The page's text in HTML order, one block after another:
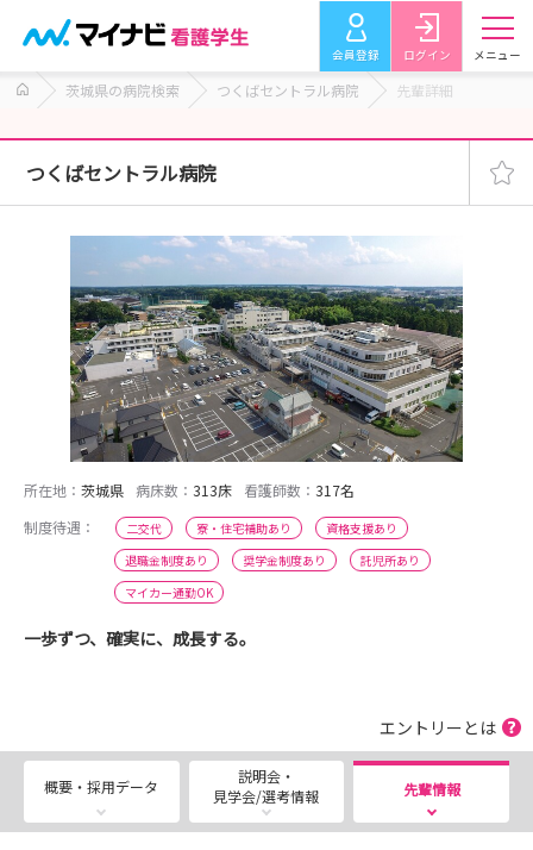
会員登録 ログイン メニュー
茨城県の病院検索 つくばセントラル病院 先輩詳細
つくばセントラル病院
所在地： 茨城県 病床数： 313床 看護師数： 317名
制度待遇：
二交代 寮・住宅補助あり
資格支援あり
退職金制度あり
奨学金制度あり
託児所あり
マイカー通勤OK
一歩ずつ、確実に、成長する。
エントリーとは
概要・採用データ
説明会・
見学会/選考情報
先輩情報